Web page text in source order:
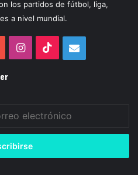
los partidos de fútbol, liga,
a nivel mundial.
Instagram
TikTokCorreo